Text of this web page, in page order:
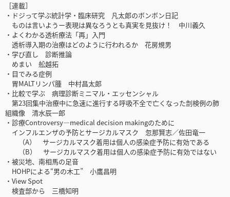
［連載］
・ドジって学ぶ統計学・臨床研究 凡太郎のボンボン日記
ものは言いようー表現は異なろうとも真実を見抜け！ 中川義久
・よくわかる透析療法「再」入門
透析導入期の治療はどのように行われるか 花房規男
・学び直し 診断推論
めまい 舩越拓
・目でみる症例
胃MALTリンパ腫 中村昌太郎
・比較で学ぶ 病理診断ミニマル・エッセンシャル
第23回集中治療中に急速に進行する呼吸不全で亡くなった剖検例の肺
組織像 清水辰一郎
・診療Controversy―medical decision makingのために
インフルエンザの予防とサージカルマスク 忽那賢志／佐田竜一
（A） サージカルマスク着用は個人の感染症予防に有効である
（B） サージカルマスク着用は個人の感染症予防に有効ではない
・被災地、南相馬の足音
HOHPによる“男の木工” 小鷹昌明
・View Spot
検査部から 三橋知明